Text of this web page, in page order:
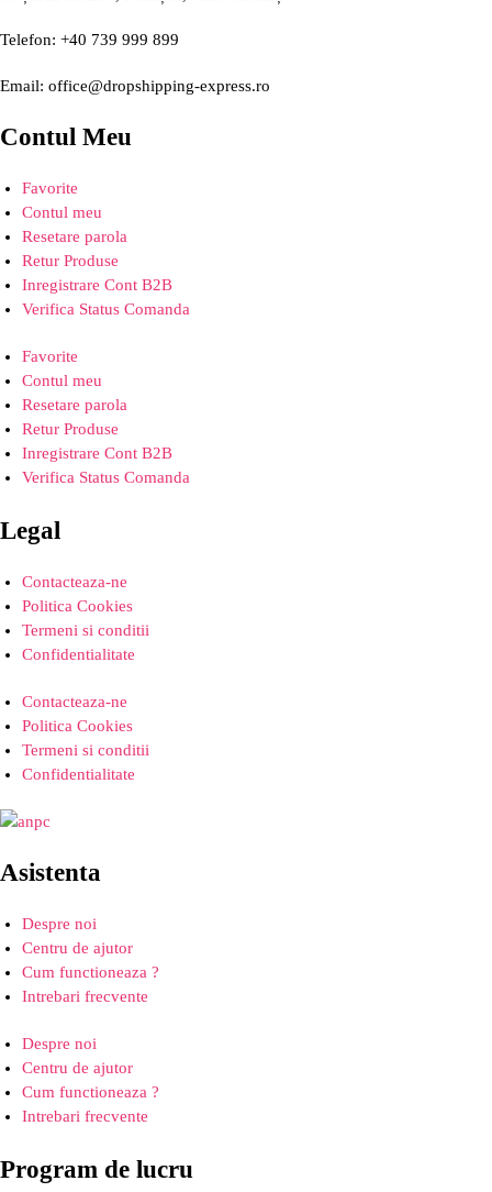
Telefon: +40 739 999 899
Email: office@dropshipping-express.ro
Contul Meu
Favorite
Contul meu
Resetare parola
Retur Produse
Inregistrare Cont B2B
Verifica Status Comanda
Favorite
Contul meu
Resetare parola
Retur Produse
Inregistrare Cont B2B
Verifica Status Comanda
Legal
Contacteaza-ne
Politica Cookies
Termeni si conditii
Confidentialitate
Contacteaza-ne
Politica Cookies
Termeni si conditii
Confidentialitate
Asistenta
Despre noi
Centru de ajutor
Cum functioneaza ?
Intrebari frecvente
Despre noi
Centru de ajutor
Cum functioneaza ?
Intrebari frecvente
Program de lucru